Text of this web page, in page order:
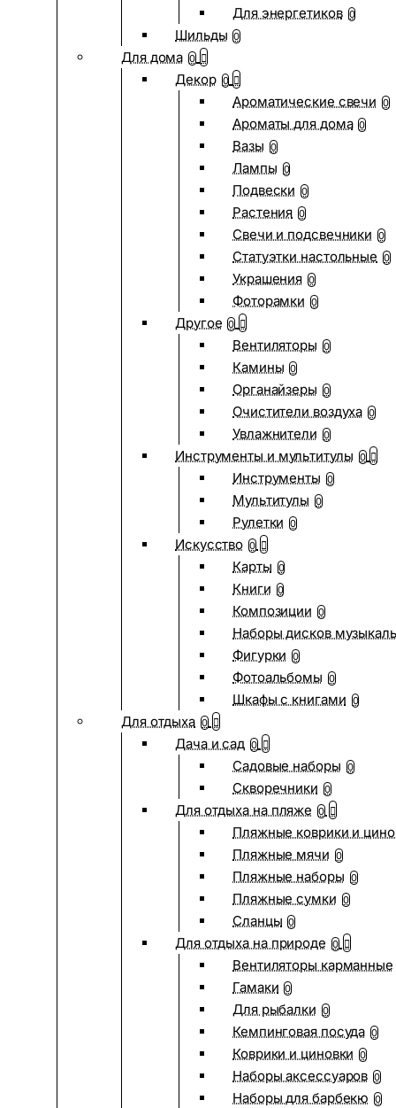
Для энергетиков 0
Шильды 0
Для дома 0
Декор 0
Ароматические свечи 0
Ароматы для дома 0
Вазы 0
Лампы 0
Подвески 0
Растения 0
Свечи и подсвечники 0
Статуэтки настольные 0
Украшения 0
Фоторамки 0
Другое 0
Вентиляторы 0
Камины 0
Органайзеры 0
Очистители воздуха 0
Увлажнители 0
Инструменты и мультитулы 0
Инструменты 0
Мультитулы 0
Рулетки 0
Искусство 0
Карты 0
Книги 0
Композиции 0
Наборы дисков
Фигурки 0
Фотоальбомы 0
Шкафы с книгами 0
Для отдыха 0
Дача и сад 0
Садовые наборы 0
Скворечники 0
Для отдыха на пляже 0
Пляжные коврики и
Пляжные мячи 0
Пляжные наборы 0
Пляжные сумки 0
Сланцы 0
Для отдыха на природе 0
Вентиляторы карманные
Гамаки 0
Для рыбалки 0
Кемпинговая посуда 0
Коврики и циновки 0
Наборы аксессуаров 0
Наборы для барбекю 0